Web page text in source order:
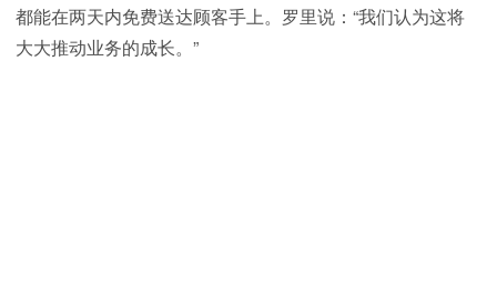
都能在两天内免费送达顾客手上。罗里说：“我们认为这将
大大推动业务的成长。”